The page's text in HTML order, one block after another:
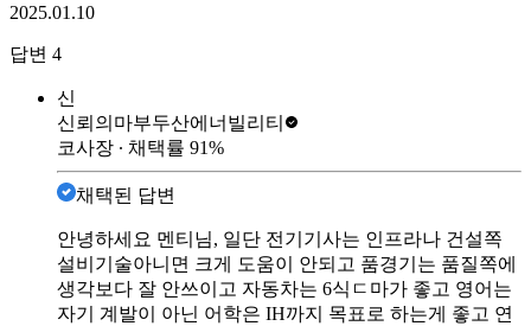
2025.01.10
답변 4
신
신뢰의마부두산에너빌리티
코사장 ∙ 채택률 91%
채택된 답변
안녕하세요 멘티님, 일단 전기기사는 인프라나 건설쪽
설비기술아니면 크게 도움이 안되고 품경기는 품질쪽에
생각보다 잘 안쓰이고 자동차는 6식ㄷ마가 좋고 영어는
자기 계발이 아닌 어학은 IH까지 목표로 하는게 좋고 연